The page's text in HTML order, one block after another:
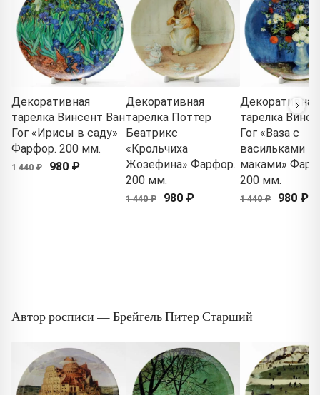
Декоративная
тарелка Винсент Ван
Гог «Ирисы в саду»
Фарфор. 200 мм.
1 440 ₽ 980 ₽
Декоративная
тарелка Поттер
Беатрикс
«Крольчиха
Жозефина» Фарфор.
200 мм.
1 440 ₽ 980 ₽
Декоративная
тарелка
Гог «Ваза с
васильками и
маками»
200 мм.
1 440 ₽ 980 ₽
Автор росписи — Брейгель Питер Старший